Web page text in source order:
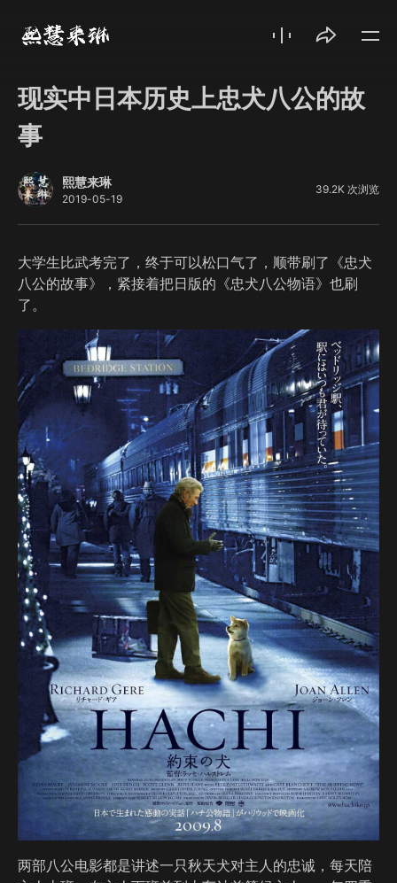
现实中日本历史上忠犬八公的故
事
熙慧来琳
2019-05-19
39.2K 次浏览
大学生比武考完了，终于可以松口气了，顺带刷了《忠犬
八公的故事》，紧接着把日版的《忠犬八公物语》也刷
了。
两部八公电影都是讲述一只秋天犬对主人的忠诚，每天陪